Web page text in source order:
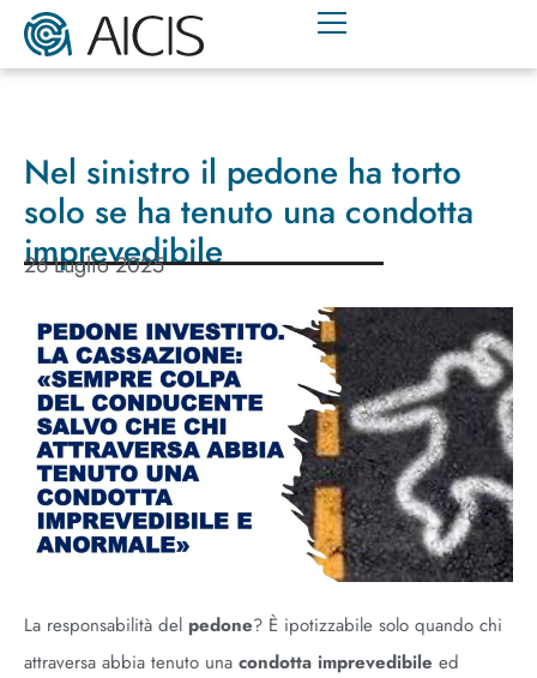
Nel sinistro il pedone ha torto
solo se ha tenuto una condotta
imprevedibile
26 Luglio 2025
La responsabilità del pedone? È ipotizzabile solo quando chi
attraversa abbia tenuto una condotta imprevedibile ed